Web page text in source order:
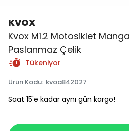
KVOX
Kvox M1.2 Motosiklet
Paslanmaz Çelik
Tükeniyor
Ürün Kodu: kvoa842027
Saat 15'e kadar aynı gün kargo!